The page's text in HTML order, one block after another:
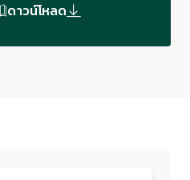
ดาวน์โหลด